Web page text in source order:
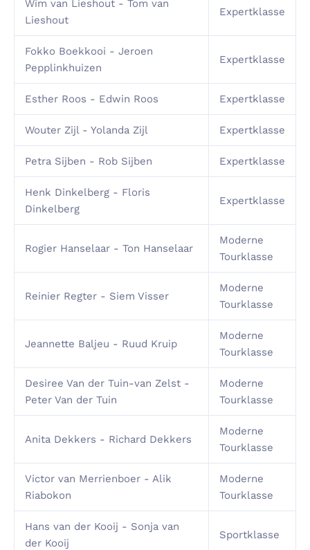
Wim van Lieshout - Tom van
Lieshout
Expertklasse
Fokko Boekkooi - Jeroen
Pepplinkhuizen
Expertklasse
Esther Roos - Edwin Roos Expertklasse
Wouter Zijl - Yolanda Zijl Expertklasse
Petra Sijben - Rob Sijben Expertklasse
Henk Dinkelberg - Floris
Dinkelberg
Expertklasse
Rogier Hanselaar - Ton Hanselaar
Moderne
Tourklasse
Reinier Regter - Siem Visser
Moderne
Tourklasse
Jeannette Baljeu - Ruud Kruip
Moderne
Tourklasse
Desiree Van der Tuin-van Zelst -
Peter Van der Tuin
Moderne
Tourklasse
Anita Dekkers - Richard Dekkers
Moderne
Tourklasse
Victor van Merrienboer - Alik
Riabokon
Moderne
Tourklasse
Hans van der Kooij - Sonja van
der Kooij
Sportklasse